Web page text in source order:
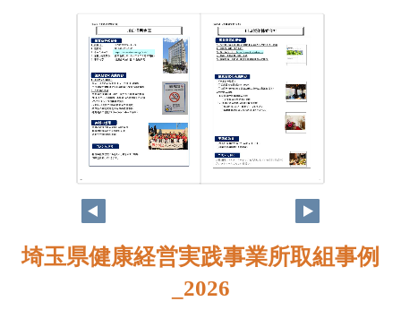
81
80
埼玉県健康経営実践事業所取組事例
_2026